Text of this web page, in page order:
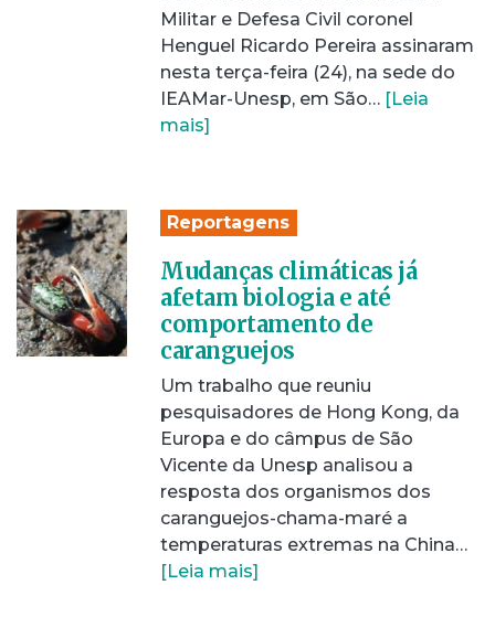
Militar e Defesa Civil coronel
Henguel Ricardo Pereira assinaram
nesta terça-feira (24), na sede do
IEAMar-Unesp, em São… [Leia
mais]
Reportagens
Mudanças climáticas já
afetam biologia e até
comportamento de
caranguejos
Um trabalho que reuniu
pesquisadores de Hong Kong, da
Europa e do câmpus de São
Vicente da Unesp analisou a
resposta dos organismos dos
caranguejos-chama-maré a
temperaturas extremas na China…
[Leia mais]